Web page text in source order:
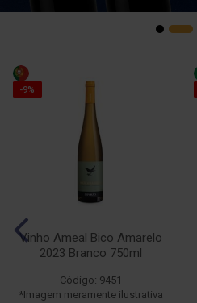
-9%
Vinho Ameal Bico Amarelo
2023 Branco 750ml
Código: 9451
*Imagem meramente ilustrativa